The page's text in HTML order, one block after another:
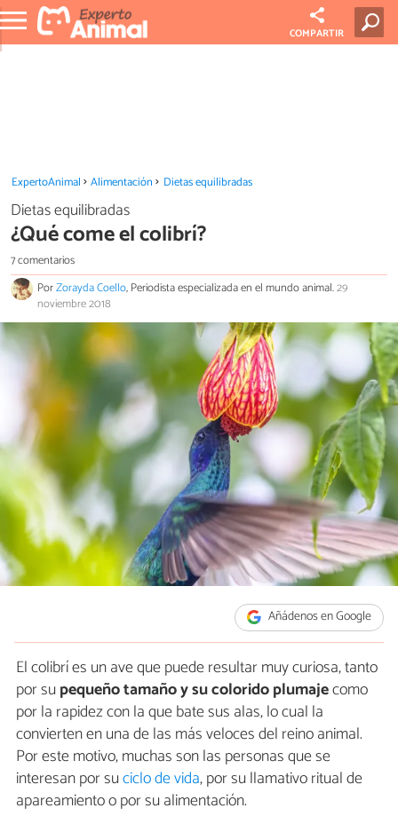
COMPARTIR
ExpertoAnimal Alimentación Dietas equilibradas
Dietas equilibradas
¿Qué come el colibrí?
7 comentarios
PorZorayda Coello, Periodista especializada en el mundo animal.29
noviembre 2018
Añádenos en Google
El colibrí es un ave que puede resultar muy curiosa, tanto
por supequeño tamaño y su colorido plumajecomo
por la rapidez con la que bate sus alas, lo cual la
convierten en una de las más veloces del reino animal.
Por este motivo, muchas son las personas que se
interesan por suciclo de vida, por su llamativo ritual de
apareamiento o por su alimentación.